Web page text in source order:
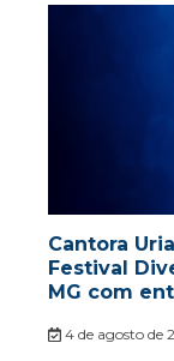
Cantora
Festival
MG com
4 de agosto de